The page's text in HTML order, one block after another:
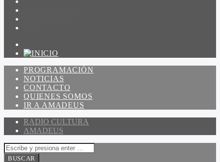
PROGRAMACIÓN
NOTICIAS
CONTACTO
QUIENES SOMOS
IR A AMADEUS
RADIO CULTURA
AMADEUS